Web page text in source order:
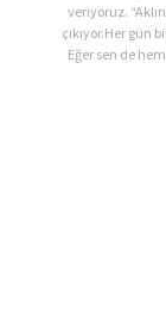
veriyoruz.
çıkıyor.Her
Eğer sen de